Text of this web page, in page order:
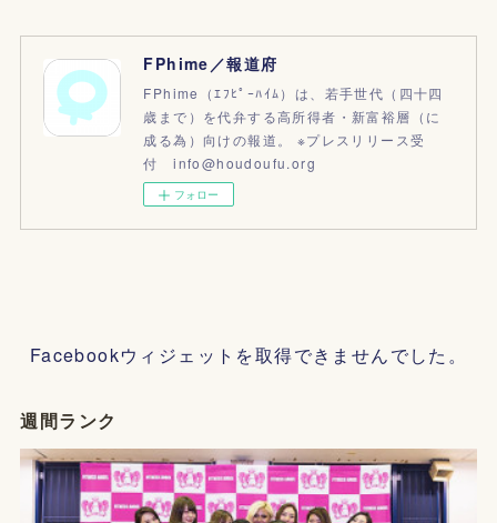
FPhime／報道府
FPhime（ｴﾌﾋﾟｰﾊｲﾑ）は、若手世代（四十四
歳まで）を代弁する高所得者・新富裕層（に
成る為）向けの報道。 ※プレスリリース受
付 info@houdoufu.org
フォロー
Facebookウィジェットを取得できませんでした。
週間ランク